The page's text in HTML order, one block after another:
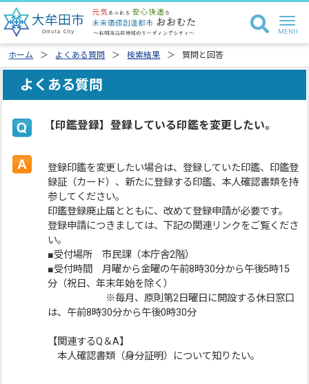
ホーム よくある質問 検索結果 質問と回答
よくある質問
【印鑑登録】登録している印鑑を変更したい。
登録印鑑を変更したい場合は、登録していた印鑑、印鑑登
録証（カード）、新たに登録する印鑑、本人確認書類を持
参してください。
印鑑登録廃止届とともに、改めて登録申請が必要です。
登録申請につきましては、下記の関連リンクをご覧くださ
い。
■受付場所 市民課（本庁舎2階）
■受付時間 月曜から金曜の午前8時30分から午後5時15
分（祝日、年末年始を除く）
※毎月、原則第2日曜日に開設する休日窓口
は、午前8時30分から午後0時30分
【関連するQ＆A】
本人確認書類（身分証明）について知りたい。